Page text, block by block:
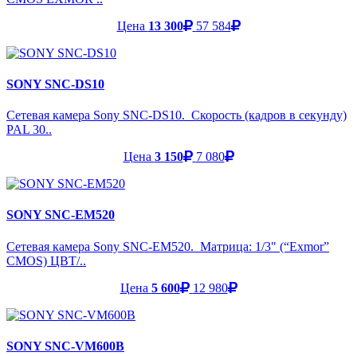
Цена 13 300 57 584
SONY SNC-DS10
Сетевая камера Sony SNC-DS10. Скорость (кадров в секунду)
PAL 30..
Цена 3 150 7 080
SONY SNC-EM520
Сетевая камера Sony SNC-EM520. Матрица: 1/3" (“Exmor”
CMOS) ЦВТ/..
Цена 5 600 12 980
SONY SNC-VM600B